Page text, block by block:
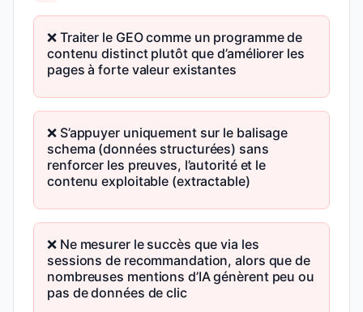
❌ Traiter le GEO comme un programme de
contenu distinct plutôt que d’améliorer les
pages à forte valeur existantes
❌ S’appuyer uniquement sur le balisage
schema (données structurées) sans
renforcer les preuves, l’autorité et le
contenu exploitable (extractable)
❌ Ne mesurer le succès que via les
sessions de recommandation, alors que de
nombreuses mentions d’IA génèrent peu ou
pas de données de clic